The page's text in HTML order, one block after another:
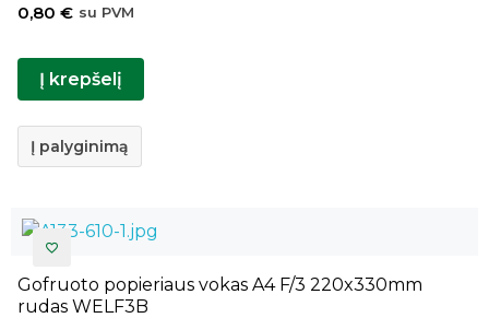
0,80 € su PVM
Į krepšelį
Į palyginimą
Gofruoto popieriaus vokas A4 F/3 220x330mm
rudas WELF3B